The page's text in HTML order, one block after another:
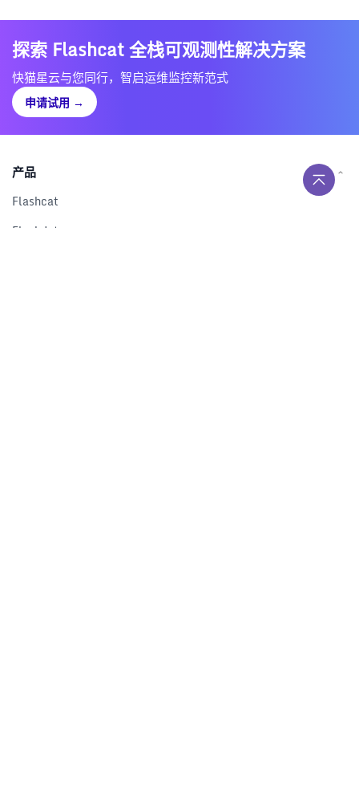
探索 Flashcat 全栈可观测性解决方案
快猫星云与您同行，智启运维监控新范式
申请试用 →
产品
Flashcat
Flashduty